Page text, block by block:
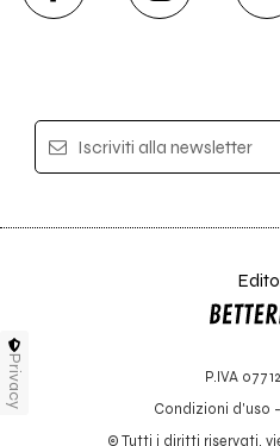
Iscriviti alla newsletter
P.IVA
Condizioni d'uso -
© Tutti i diritti riservati,
Privacy